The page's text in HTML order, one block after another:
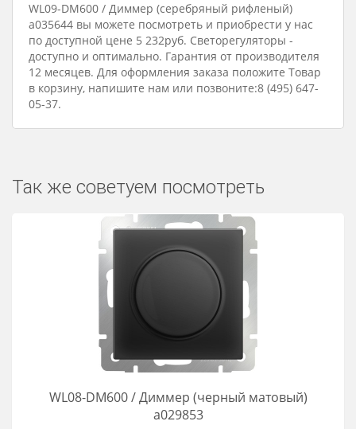
WL09-DM600 / Диммер (серебряный рифленый)
a035644 вы можете посмотреть и приобрести у нас
по доступной цене 5 232руб. Светорегуляторы -
доступно и оптимально. Гарантия от производителя
12 месяцев. Для оформления заказа положите Товар
в корзину, напишите нам или позвоните:8 (495) 647-
05-37.
Так же советуем посмотреть
WL08-DM600 / Диммер (черный матовый)
a029853